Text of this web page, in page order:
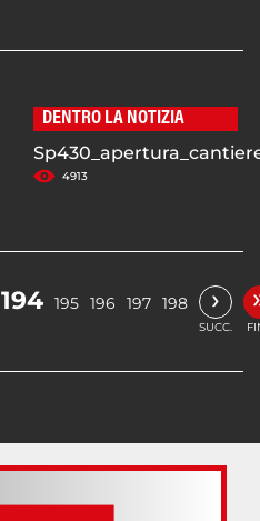
DENTRO LA NOTIZIA
4913
194 195 196 197 198 ›
SUCC.